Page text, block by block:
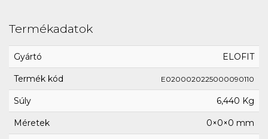
Termékadatok
Gyártó ELOFIT
Termék kód E0200020225000090110
Súly 6,440 Kg
Méretek 0×0×0 mm